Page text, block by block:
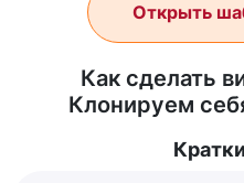
Как сделать
Клонируем
Открыть